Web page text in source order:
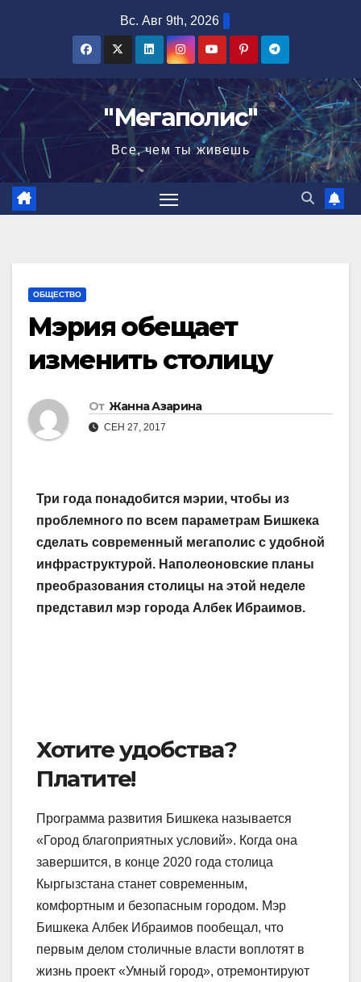
Вс. Авг 9th, 2026
"Мегаполис"
Все, чем ты живешь
ОБЩЕСТВО
Мэрия обещает
изменить столицу
От Жанна Азарина
СЕН 27, 2017
Три года понадобится мэрии, чтобы из
проблемного по всем параметрам Бишкека
сделать современный мегаполис с удобной
инфраструктурой. Наполеоновские планы
преобразования столицы на этой неделе
представил мэр города Албек Ибраимов.
Хотите удобства?
Платите!
Программа развития Бишкека называется
«Город благоприятных условий». Когда она
завершится, в конце 2020 года столица
Кыргызстана станет современным,
комфортным и безопасным городом. Мэр
Бишкека Албек Ибраимов пообещал, что
первым делом столичные власти воплотят в
жизнь проект «Умный город», отремонтируют